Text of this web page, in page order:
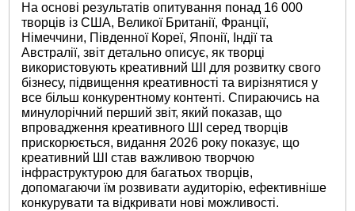
На основі результатів опитування понад 16 000
творців із США, Великої Британії, Франції,
Німеччини, Південної Кореї, Японії, Індії та
Австралії, звіт детально описує, як творці
використовують креативний ШІ для розвитку свого
бізнесу, підвищення креативності та вирізнятися у
все більш конкурентному контенті. Спираючись на
минулорічний перший звіт, який показав, що
впровадження креативного ШІ серед творців
прискорюється, видання 2026 року показує, що
креативний ШІ став важливою творчою
інфраструктурою для багатьох творців,
допомагаючи їм розвивати аудиторію, ефективніше
конкурувати та відкривати нові можливості.